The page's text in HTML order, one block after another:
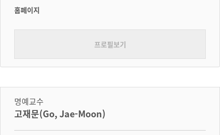
홈페이지
프로필보기
명예교수
고재문(Go, Jae-Moon)